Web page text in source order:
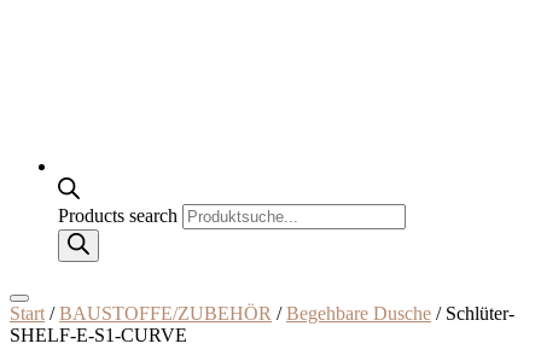
Products search
Start /BAUSTOFFE/ZUBEHÖR /Begehbare Dusche / Schlüter-
SHELF-E-S1-CURVE